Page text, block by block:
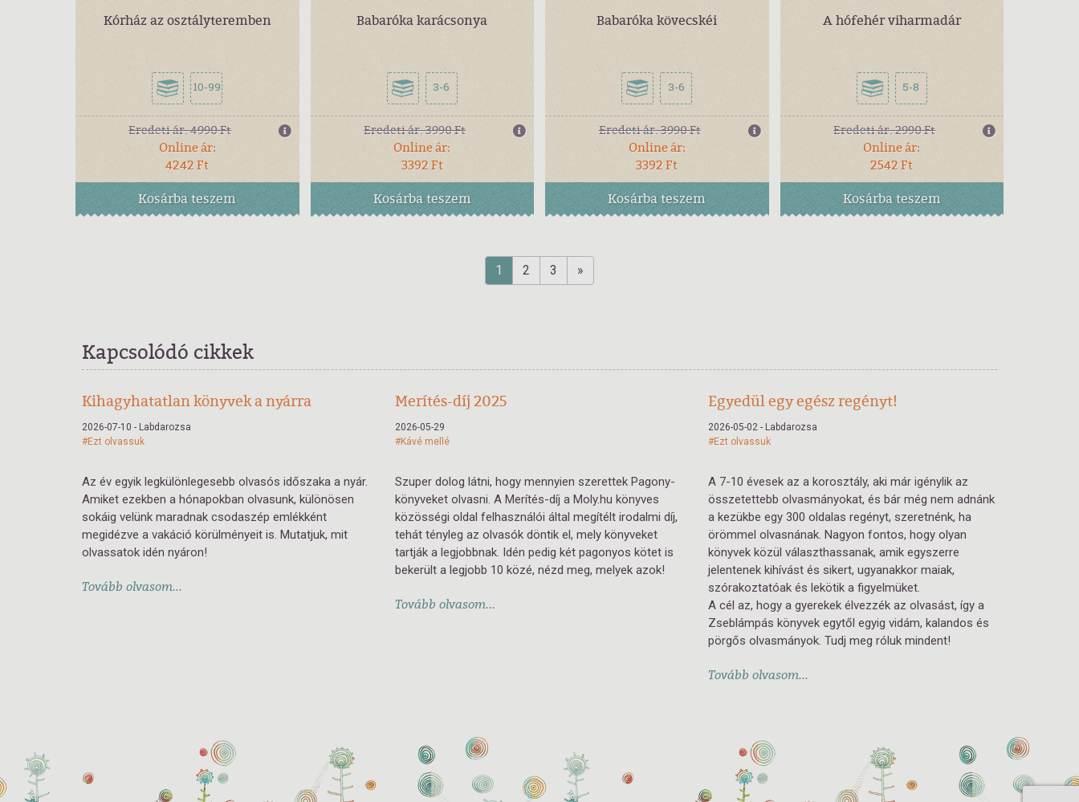
Kórház az osztályteremben
10-99
Eredeti ár:4990 Ft
Online ár:
4242 Ft
Kosárbateszem
Babaróka karácsonya
3-6
Eredeti ár:3990 Ft
Online ár:
3392 Ft
Kosárbateszem
Babaróka kövecskéi
3-6
Eredeti ár:3990 Ft
Online ár:
3392 Ft
Kosárbateszem
A hófehér viharmadár
5-8
Eredeti ár:2990 Ft
Online ár:
2542 Ft
Kosárbateszem
1 2 3 »
Kapcsolódó cikkek
Kihagyhatatlan könyvek a nyárra
2026-07-10 - Labdarozsa
#Ezt olvassuk
Az év egyik legkülönlegesebb olvasós időszaka a nyár.
Amiket ezekben a hónapokban olvasunk, különösen
sokáig velünk maradnak csodaszép emlékként
megidézve a vakáció körülményeit is. Mutatjuk, mit
olvassatok idén nyáron!
Tovább olvasom...
Merítés-díj 2025
2026-05-29
#Kávé mellé
Szuper dolog látni, hogy mennyien szerettek Pagony-
könyveket olvasni. A Merítés-díj a Moly.hu könyves
közösségi oldal felhasználói által megítélt irodalmi díj,
tehát tényleg az olvasók döntik el, mely könyveket
tartják a legjobbnak. Idén pedig két pagonyos kötet is
bekerült a legjobb 10 közé, nézd meg, melyek azok!
Tovább olvasom...
Egyedül egy egész regényt!
2026-05-02 - Labdarozsa
#Ezt olvassuk
A 7-10 évesek az a korosztály, aki már igénylik az
összetettebb olvasmányokat, és bár még nem adnánk
a kezükbe egy 300 oldalas regényt, szeretnénk, ha
örömmel olvasnának. Nagyon fontos, hogy olyan
könyvek közül választhassanak, amik egyszerre
jelentenek kihívást és sikert, ugyanakkor maiak,
szórakoztatóak és lekötik a figyelmüket.
A cél az, hogy a gyerekek élvezzék az olvasást, így a
Zseblámpás könyvek egytől egyig vidám, kalandos és
pörgős olvasmányok. Tudj meg róluk mindent!
Tovább olvasom...